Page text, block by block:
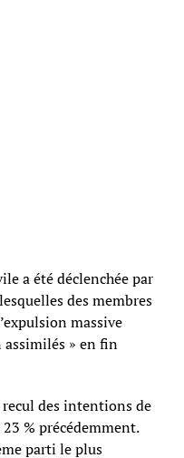
a été déclenchée par
des membres
massive
assimilés » en fin
des intentions de
% précédemment.
parti le plus